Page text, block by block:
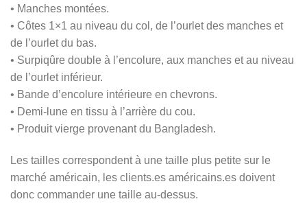
• Manches montées.
• Côtes 1×1 au niveau du col, de l’ourlet des manches et
de l’ourlet du bas.
• Surpiqûre double à l’encolure, aux manches et au niveau
de l’ourlet inférieur.
• Bande d’encolure intérieure en chevrons.
• Demi-lune en tissu à l’arrière du cou.
• Produit vierge provenant du Bangladesh.
Les tailles correspondent à une taille plus petite sur le
marché américain, les clients.es américains.es doivent
donc commander une taille au-dessus.